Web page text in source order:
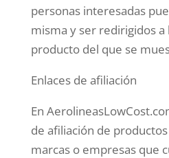
personas interesadas
misma y ser redirigidos a
producto del que se
Enlaces de afiliación
En
de afiliación de
marcas o empresas que